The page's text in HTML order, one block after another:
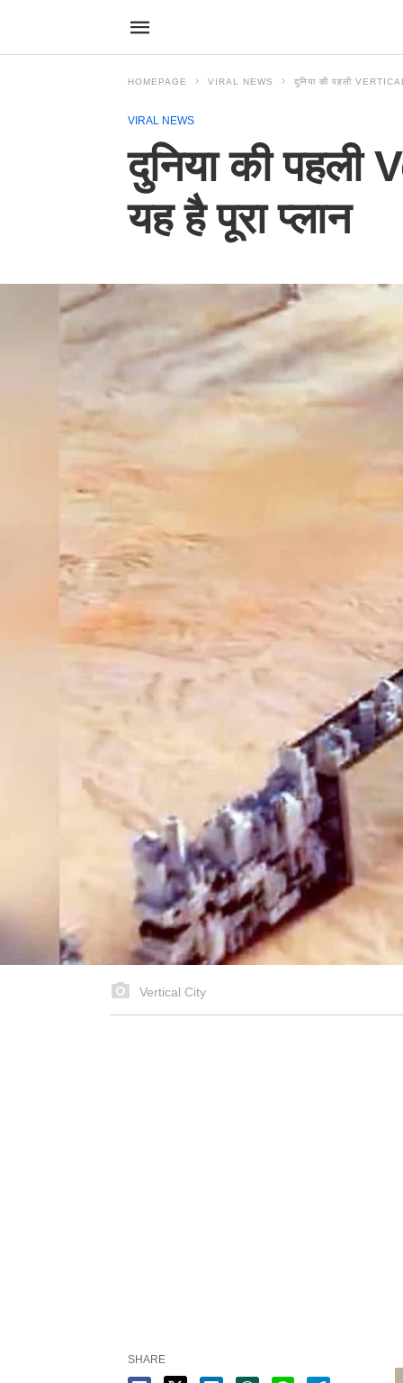
HOMEPAGE VIRAL NEWS दुनिया की पहली
VIRAL NEWS
दुनिया की
यह है पूरा प्लान
Vertical City
SHARE